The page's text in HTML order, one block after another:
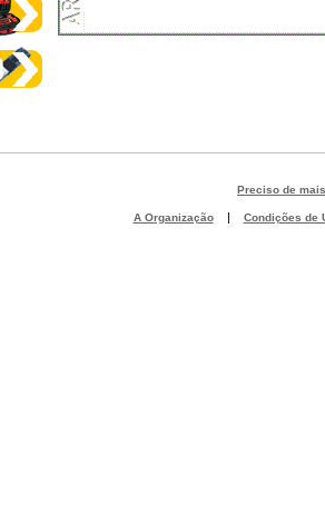
Preciso de
A Organização | Condições de